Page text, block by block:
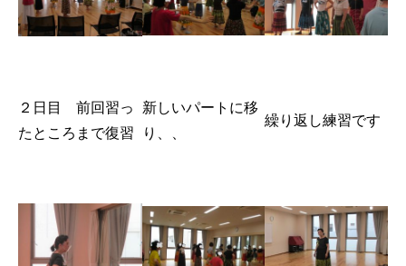
２日目 前回習っ
たところまで復習
新しいパートに移
り、、
繰り返し練習です